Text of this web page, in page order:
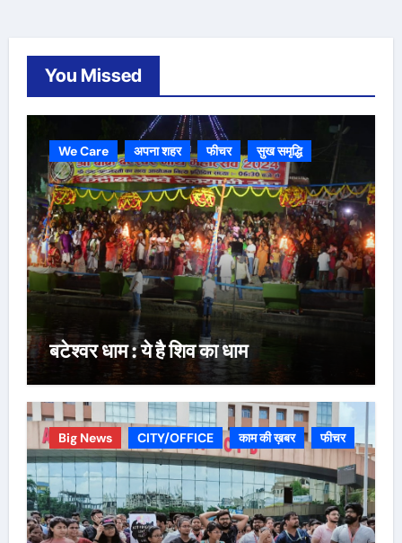
You Missed
We Care अपना शहर फीचर सुख समृद्धि
बटेश्वर धाम : ये है शिव का धाम
Big News CITY/OFFICE काम की ख़बर फीचर